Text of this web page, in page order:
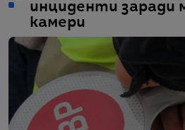
инциденти заради
камери